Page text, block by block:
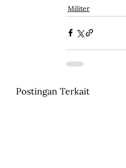
Militer
Postingan Terkait